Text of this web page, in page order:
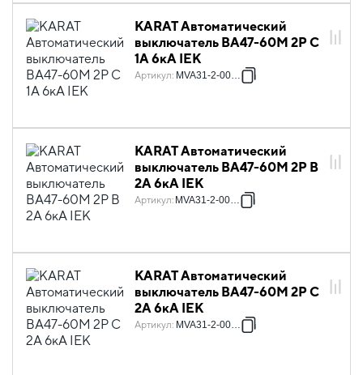
KARAT Автоматический
выключатель ВА47-60M 2P C
1А 6кА IEK
Артикул: MVA31-2-001-C
KARAT Автоматический
выключатель ВА47-60M 2P B
2А 6кА IEK
Артикул: MVA31-2-002-B
KARAT Автоматический
выключатель ВА47-60M 2P C
2А 6кА IEK
Артикул: MVA31-2-002-C